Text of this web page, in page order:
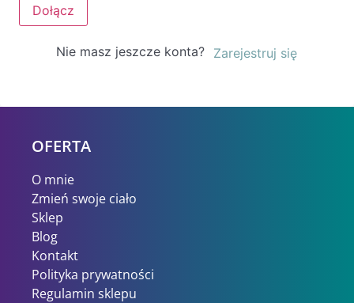
Dołącz
Nie masz jeszcze konta? Zarejestruj się
OFERTA
O mnie
Zmień swoje ciało
Sklep
Blog
Kontakt
Polityka prywatności
Regulamin sklepu